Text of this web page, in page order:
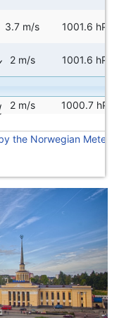
3.7 m/s 1001.6 hPa
2 m/s 1001.6 hPa
2 m/s 1000.7 hPa
the Norwegian